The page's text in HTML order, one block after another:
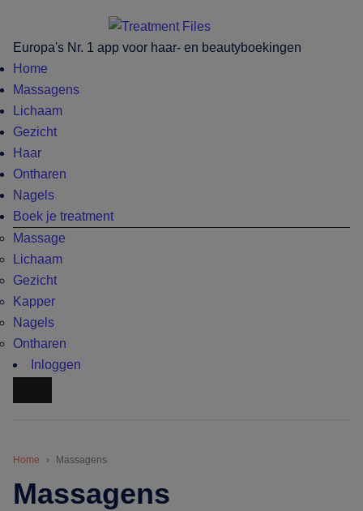
de
hoofd
inhoud
secondary
menu
de
eerste
sidebar
de
voettekst
Europa's Nr. 1 app voor haar- en beautyboekingen
Home
Massagens
Lichaam
Gezicht
Haar
Ontharen
Nagels
Boek je treatment
Massage
Lichaam
Gezicht
Kapper
Nagels
Ontharen
Inloggen
Home Massagens
Massagens